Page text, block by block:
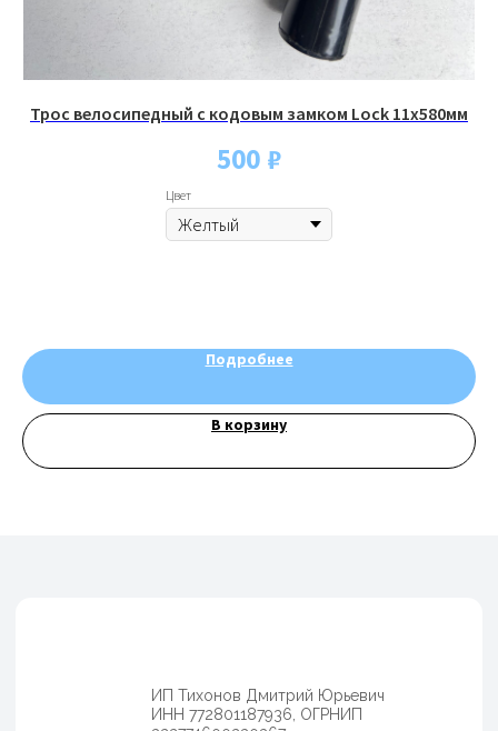
Трос велосипедный с кодовым замком Lock 11x580мм
500 ₽
Цвет
Подробнее
В корзину